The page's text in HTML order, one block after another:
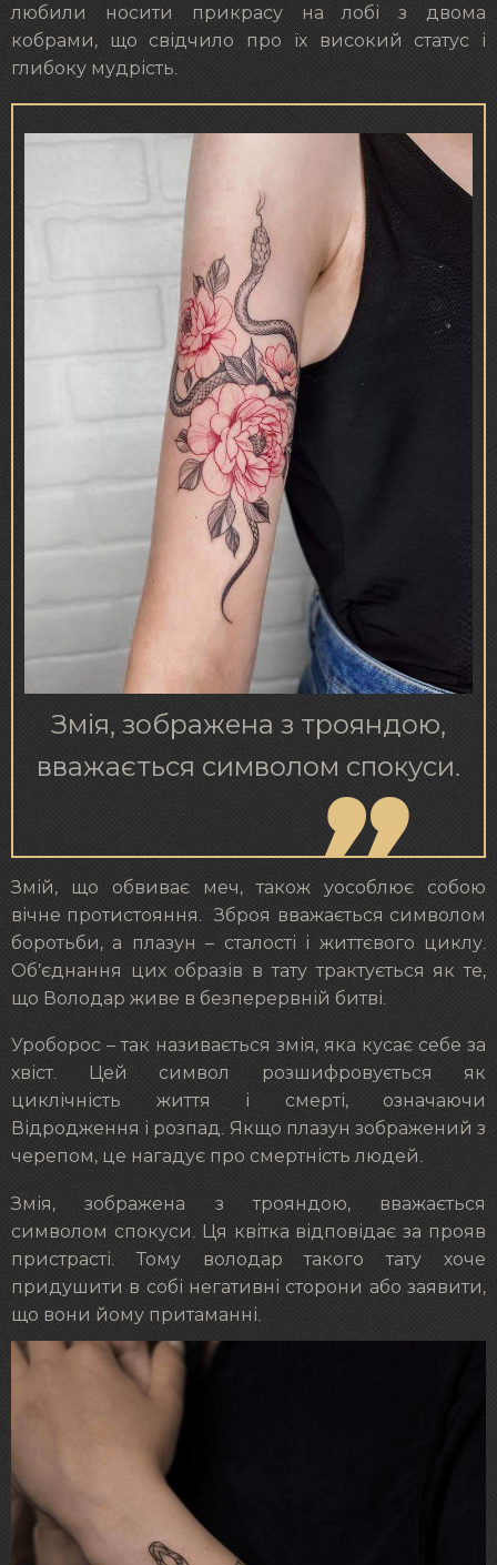
любили носити прикрасу на лобі з двома
кобрами, що свідчило про їх високий статус і
глибоку мудрість.
Змія, зображена з трояндою,
вважається символом спокуси.
Змій, що обвиває меч, також уособлює собою
вічне протистояння. Зброя вважається символом
боротьби, а плазун – сталості і життєвого циклу.
Об’єднання цих образів в тату трактується як те,
що Володар живе в безперервній битві.
Уроборос – так називається змія, яка кусає себе за
хвіст. Цей символ розшифровується як
циклічність життя і смерті, означаючи
Відродження і розпад. Якщо плазун зображений з
черепом, це нагадує про смертність людей.
Змія, зображена з трояндою, вважається
символом спокуси. Ця квітка відповідає за прояв
пристрасті. Тому володар такого тату хоче
придушити в собі негативні сторони або заявити,
що вони йому притаманні.